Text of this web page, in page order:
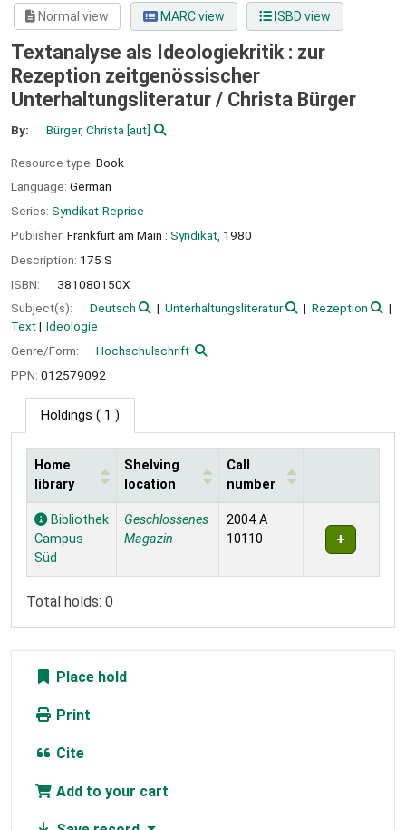
Normal view MARC view ISBD view
Textanalyse als Ideologiekritik : zur
Rezeption zeitgenössischer
Unterhaltungsliteratur / Christa Bürger
By: Bürger, Christa [aut]
Resource type: Book
Language: German
Series: Syndikat-Reprise
Publisher: Frankfurt am Main : Syndikat, 1980
Description: 175 S
ISBN:
381080150X
Subject(s):
Deutsch Unterhaltungsliteratur
Rezeption
Text
Ideologie
Genre/Form:
Hochschulschrift
PPN: 012579092
Holdings ( 1 )
Holdings
Home
library
Shelving
location
Call
number
Bibliothek
Campus
Süd
Geschlossenes
Magazin
2004 A
10110
Total holds: 0
Place hold
Print
Cite
Add to your cart